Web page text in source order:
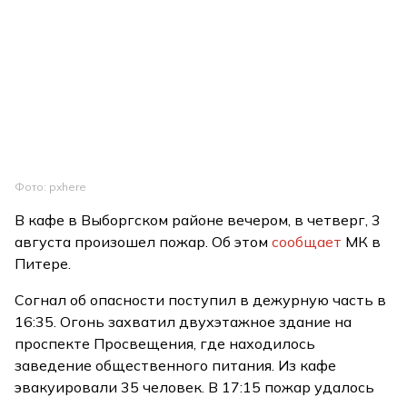
Фото: pxhere
В кафе в Выборгском районе вечером, в четверг, 3
августа произошел пожар. Об этомсообщает МК в
Питере.
Согнал об опасности поступил в дежурную часть в
16:35. Огонь захватил двухэтажное здание на
проспекте Просвещения, где находилось
заведение общественного питания. Из кафе
эвакуировали 35 человек. В 17:15 пожар удалось